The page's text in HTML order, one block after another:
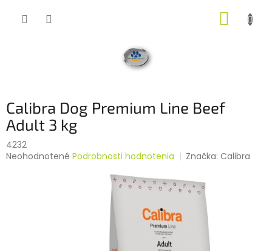
Calibra Dog Premium Line Beef
Adult 3 kg
4232
Priemerné
Neohodnotené Podrobnosti hodnotenia Značka:Calibra